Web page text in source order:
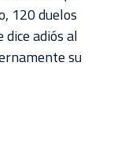
120 duelos
dice adiós al
su